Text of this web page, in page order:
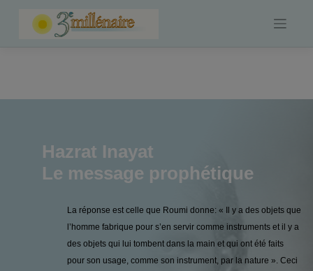
Hazrat Inayat
Le message prophétique
La réponse est celle que Roumi donne: « Il y a des objets que
l’homme fabrique pour s’en servir comme instruments et il y a
des objets qui lui tombent dans la main et qui ont été faits
pour son usage, comme son instrument, par la nature ». Ceci